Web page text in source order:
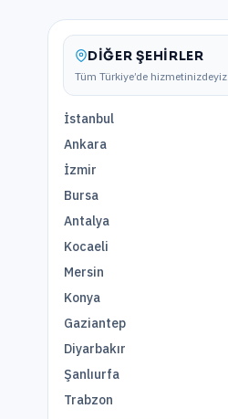
DIĞER ŞEHIRLER
Tüm Türkiye’de hizmetinizdeyiz
İstanbul
Ankara
İzmir
Bursa
Antalya
Kocaeli
Mersin
Konya
Gaziantep
Diyarbakır
Şanlıurfa
Trabzon